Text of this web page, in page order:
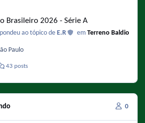
Brasileiro 2026 - Série A
ao tópico de E.R emTerreno Baldio
Paulo
43 posts
0